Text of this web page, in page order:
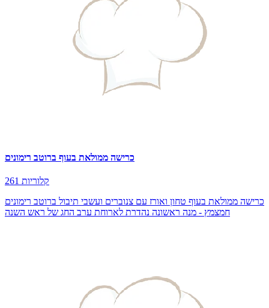
כרישה ממולאת בעוף ברוטב רימונים
261 קלוריות
כרישה ממולאת בעוף טחון ואורז עם צנוברים ועשבי תיבול ברוטב רימונים
חמצמץ - מנה ראשונה נהדרת לארוחת ערב החג של ראש השנה